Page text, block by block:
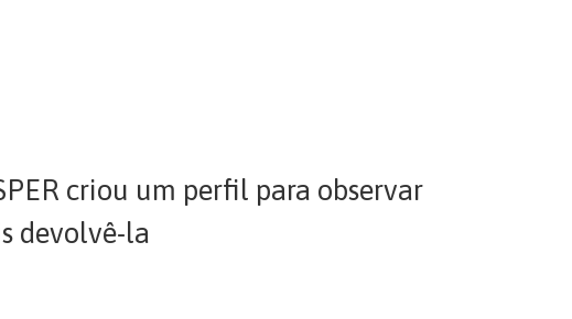
criou um perfil para observar
devolvê-la